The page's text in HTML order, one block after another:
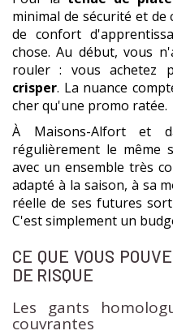
minimal de sécurité et
de confort
chose. Au début, vous
rouler : vous achetez
crisper. La nuance
cher qu'une promo ratée.
À Maisons-Alfort et
régulièrement le même
avec un ensemble très
adapté à la saison, à sa
réelle de ses futures
C'est simplement un
CE QUE VOUS
DE RISQUE
Les gants
couvrantes